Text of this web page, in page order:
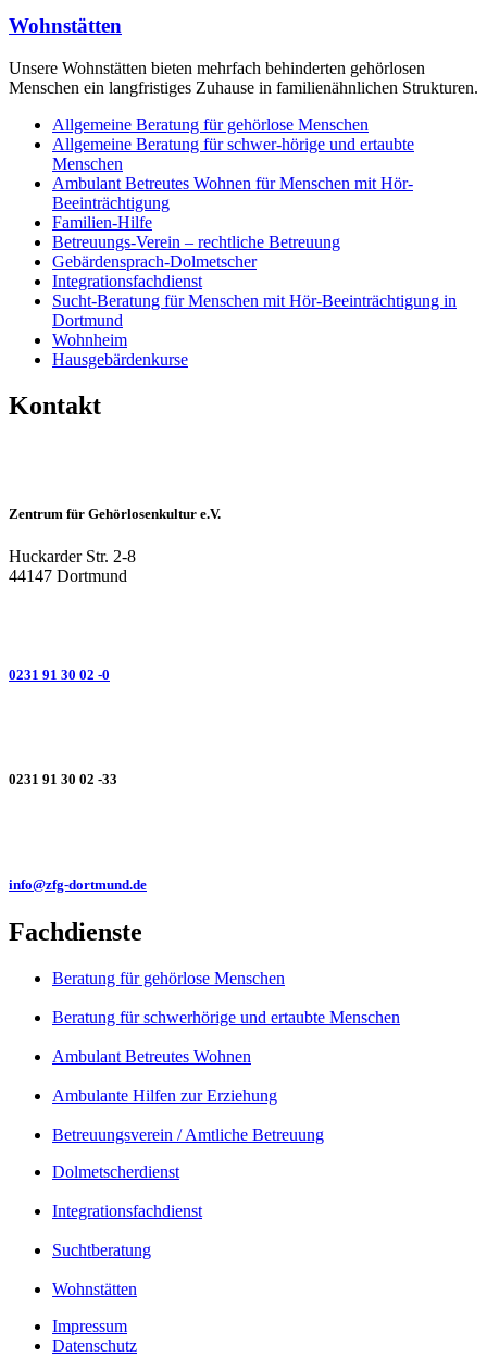
Wohnstätten
Unsere Wohnstätten bieten mehrfach behinderten gehörlosen
Menschen ein langfristiges Zuhause in familienähnlichen Strukturen.
Allgemeine Beratung für gehörlose Menschen
Allgemeine Beratung für schwer-hörige und ertaubte
Menschen
Ambulant Betreutes Wohnen für Menschen mit Hör-
Beeinträchtigung
Familien-Hilfe
Betreuungs-Verein – rechtliche Betreuung
Gebärdensprach-Dolmetscher
Integrationsfachdienst
Sucht-Beratung für Menschen mit Hör-Beeinträchtigung in
Dortmund
Wohnheim
Hausgebärdenkurse
Kontakt
Zentrum für Gehörlosenkultur e.V.
Huckarder Str. 2-8
44147 Dortmund
0231 91 30 02 -0
0231 91 30 02 -33
info@zfg-dortmund.de
Fachdienste
Beratung für gehörlose Menschen
Beratung für schwerhörige und ertaubte Menschen
Ambulant Betreutes Wohnen
Ambulante Hilfen zur Erziehung
Betreuungsverein / Amtliche Betreuung
Dolmetscherdienst
Integrationsfachdienst
Suchtberatung
Wohnstätten
Impressum
Datenschutz